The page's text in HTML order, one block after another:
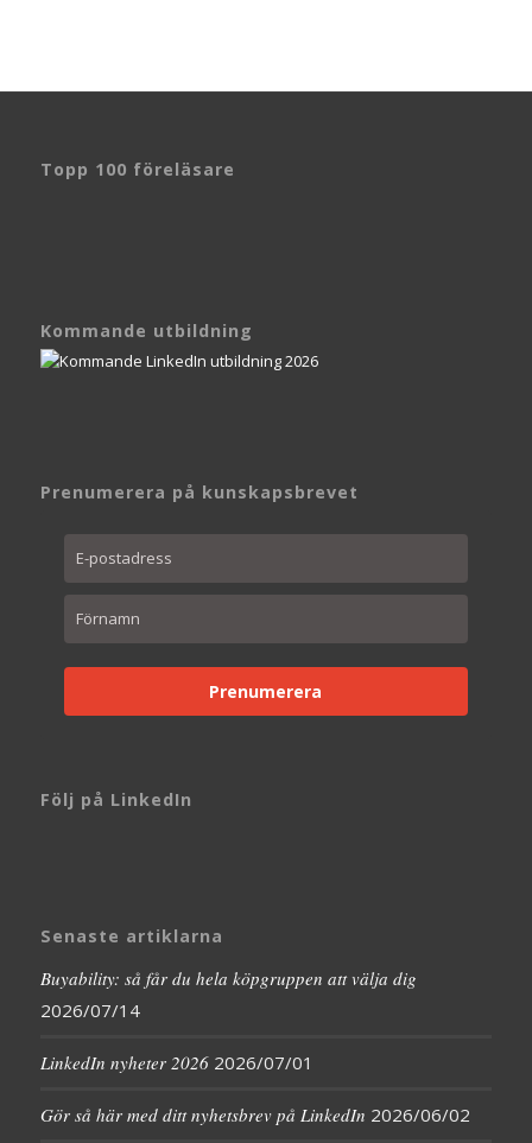
Topp 100 föreläsare
Kommande utbildning
Prenumerera på kunskapsbrevet
Prenumerera
Följ på LinkedIn
Senaste artiklarna
Buyability: så får du hela köpgruppen att välja dig
2026/07/14
LinkedIn nyheter 2026 2026/07/01
Gör så här med ditt nyhetsbrev på LinkedIn 2026/06/02